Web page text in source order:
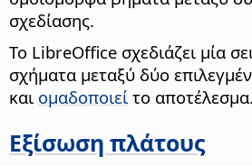
σχεδίασης.
Το LibreOffice σχεδιάζει μία
σχήματα μεταξύ δύο
και ομαδοποιεί το αποτέλεσμα.
Εξίσωση πλάτους